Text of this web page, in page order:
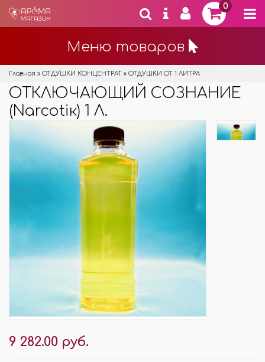
0
Меню товаров
Главная » ОТДУШКИ КОНЦЕНТРАТ » ОТДУШКИ ОТ 1 ЛИТРА
ОТКЛЮЧАЮЩИЙ СОЗНАНИЕ
(Narcotiк) 1 Л.
9 282.00 руб.